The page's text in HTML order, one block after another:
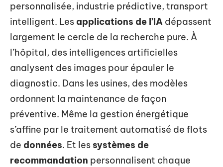
personnalisée, industrie prédictive, transport
intelligent. Les applications de l’IA dépassent
largement le cercle de la recherche pure. À
l’hôpital, des intelligences artificielles
analysent des images pour épauler le
diagnostic. Dans les usines, des modèles
ordonnent la maintenance de façon
préventive. Même la gestion énergétique
s’affine par le traitement automatisé de flots
de données. Et les systèmes de
recommandation personnalisent chaque